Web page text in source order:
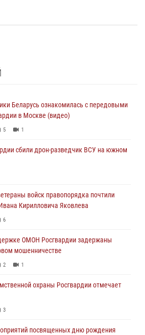
Беларусь ознакомилась с передовыми
в Москве (видео)
5 1
сбили дрон-разведчик ВСУ на южном
войск правопорядка почтили
Кирилловича Яковлева
6
ОМОН Росгвардии задержаны
мошенничестве
2 1
охраны Росгвардии отмечает
3
посвященных дню рождения